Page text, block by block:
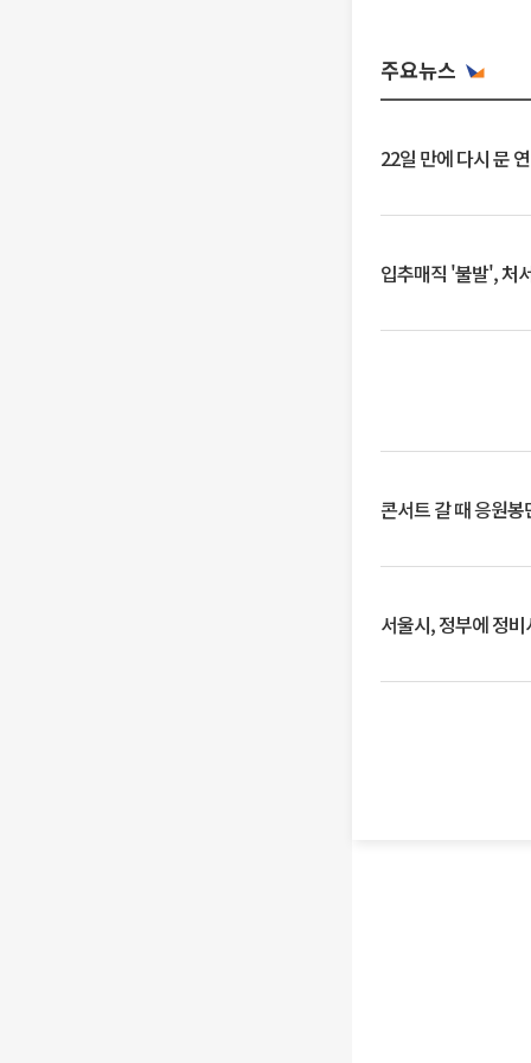
주요뉴스
22일 만에 다시 문
입추매직 '불발', 처
콘서트 갈 때 응원
서울시, 정부에 정